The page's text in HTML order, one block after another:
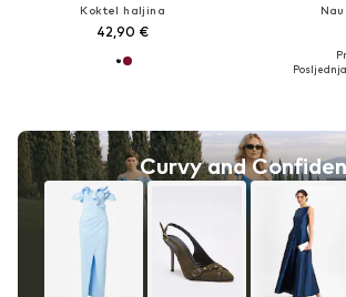
Koktel haljina
42,90 €
Curvy and